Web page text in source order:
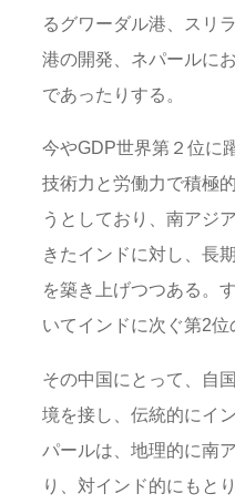
るグワーダル港、スリ
港の開発、ネパールに
であったりする。
今やGDP世界第２位に
技術力と労働力で積極
うとしており、南アジ
きたインドに対し、長
を築き上げつつある。
いてインドに次ぐ第2位
その中国にとって、自
境を接し、伝統的にイ
パールは、地理的に南
り、対インド的にもと